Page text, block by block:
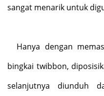
sangat menarik untuk
Hanya dengan
bingkai twibbon,
selanjutnya diunduh